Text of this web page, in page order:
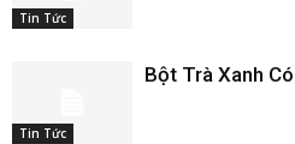
Tin Tức
Tin Tức
Bột Trà Xanh